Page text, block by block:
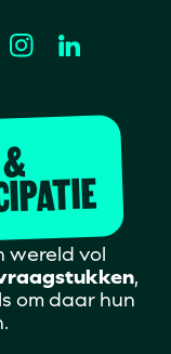
wereld vol
,
om daar hun